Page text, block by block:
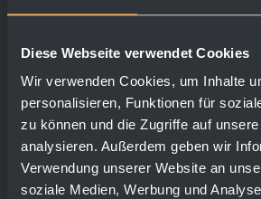
Diese Webseite verwendet Cookies
Wir verwenden Cookies, um Inhalte
personalisieren, Funktionen für
zu können und die Zugriffe auf
analysieren. Außerdem geben wir
Verwendung unserer Website an
soziale Medien, Werbung und
Scaricamento
Disegno in DXF
Dati BIM